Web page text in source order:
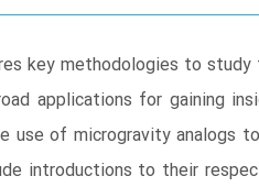
key methodologies to
applications for gaining
use of microgravity
introductions to their